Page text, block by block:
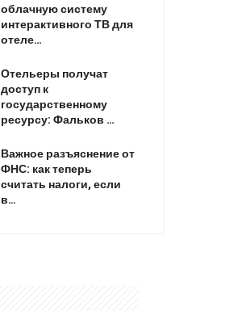
облачную систему
интерактивного ТВ для
отеле…
Отельеры получат
доступ к
государственному
ресурсу: Фальков …
Важное разъяснение от
ФНС: как теперь
считать налоги, если
в…